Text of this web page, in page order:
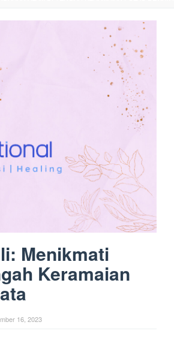
Menikmati
Keramaian
16, 2023